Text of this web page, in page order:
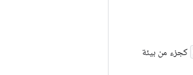
كجزء من بيئة